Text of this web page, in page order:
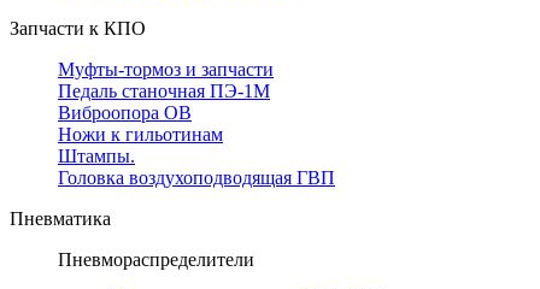
Запчасти к КПО
Муфты-тормоз и запчасти
Педаль станочная ПЭ-1М
Виброопора ОВ
Ножи к гильотинам
Штампы.
Головка воздухоподводящая ГВП
Пневматика
Пневмораспределители